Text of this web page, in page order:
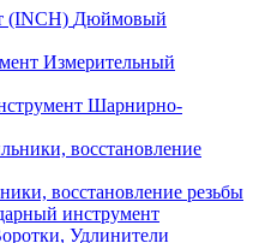
Дюймовый
Измерительный
Шарнирно-
восстановление резьбы
инструмент
Удлинители